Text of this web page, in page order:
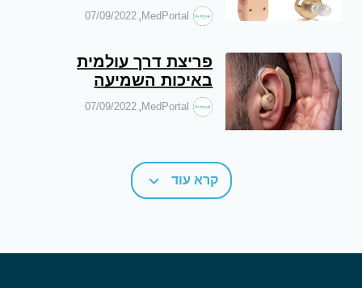
07/09/2022 , MedPortal
פריצת דרך עולמית
באיכות השמיעה
07/09/2022 , MedPortal
קרא עוד